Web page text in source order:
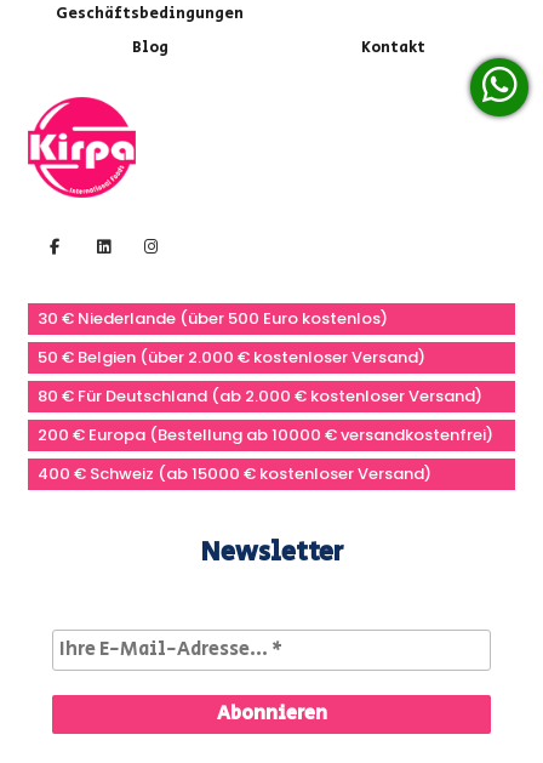
Geschäftsbedingungen
Blog Kontakt
30 € Niederlande (über 500 Euro kostenlos)
50 € Belgien (über 2.000 € kostenloser Versand)
80 € Für Deutschland (ab 2.000 € kostenloser Versand)
200 € Europa (Bestellung ab 10000 € versandkostenfrei)
400 € Schweiz (ab 15000 € kostenloser Versand)
Newsletter